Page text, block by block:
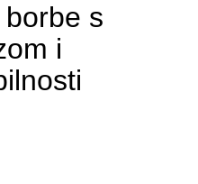
s
i